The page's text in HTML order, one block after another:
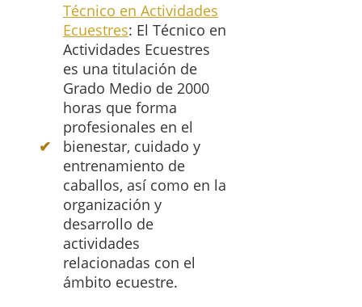
Técnico en Actividades
Ecuestres: El Técnico en
Actividades Ecuestres
es una titulación de
Grado Medio de 2000
horas que forma
profesionales en el
bienestar, cuidado y
entrenamiento de
caballos, así como en la
organización y
desarrollo de
actividades
relacionadas con el
ámbito ecuestre.